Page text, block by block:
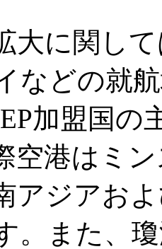
大に関し
などの就
加盟国の
空港はミ
アジアお
。また、